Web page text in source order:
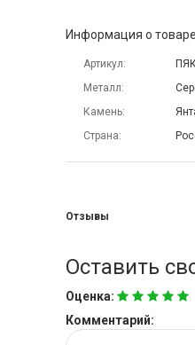
Информация о товаре
Артикул
Металл
Камень
Страна
Отзывы
Оставить
Оценка:
Комментарий: